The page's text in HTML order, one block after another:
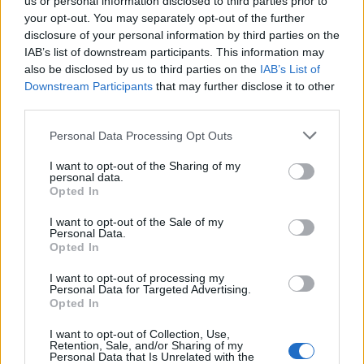
your opt-out. You may separately opt-out of the further
disclosure of your personal information by third parties on the
IAB’s list of downstream participants. This information may
also be disclosed by us to third parties on the IAB’s List of
Downstream Participants that may further disclose it to other
Personal Data Processing Opt Outs
I want to opt-out of the Sharing of my
personal data.
Opted In
I want to opt-out of the Sale of my
Personal Data.
Opted In
I want to opt-out of processing my
Personal Data for Targeted Advertising.
Opted In
I want to opt-out of Collection, Use,
Retention, Sale, and/or Sharing of my
Personal Data that Is Unrelated with the
Scozia:15 Blair Kinghorn, 14 Darcy Graham, 13
Huw Jones, 12 Stafford McDowall, 11 Duhan
van der Merwe, 10 Finn Russell (cc), 9 Ben
Jamie Ritchie, 5 Grant Gilchrist, 4 Jonny Gray,
3 Zander Fagerson, 2 Dave Cherry, 1 Pierre
Schoeman
Sutherland, 18 Will Hurd, 19 Gregor Brown, 20
Jack Dempsey, 21 George Horne, 22 Tom
Jordan, 23 Kyle Rowe
15 Tommaso Allan, 14 Ange Capuozzo, 13
Juan Ignacio Brex, 12 Tommaso Menoncello, 11
Monty Ioane, 10 Paolo Garbisi, 9 Martin Page-